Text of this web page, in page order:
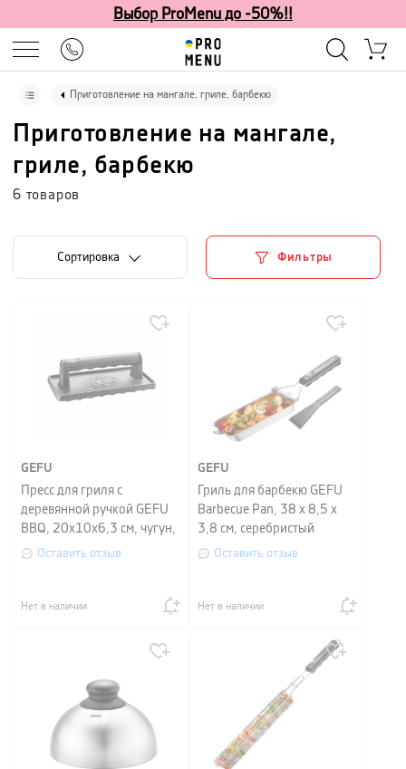
Выбор ProMenu до -50%!!
Приготовление на мангале, гриле, барбекю
Приготовление на мангале,
гриле, барбекю
6 товаров
Cортировка Фильтры
GEFU
Пресс для гриля с
деревянной ручкой GEFU
BBQ, 20х10х6,3 см, чугун,
черный
Оставить отзыв
Нет в наличии
GEFU
Гриль для барбекю GEFU
Barbecue Pan, 38 х 8,5 х
3,8 см, серебристый
Оставить отзыв
Нет в наличии